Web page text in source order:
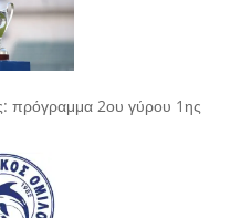
πρόγραμμα 2ου γύρου 1ης